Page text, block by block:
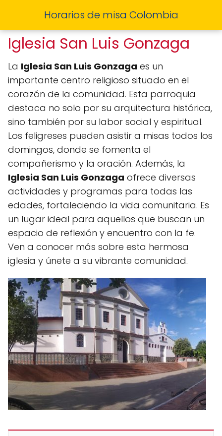
Horarios de misa Colombia
Iglesia San Luis Gonzaga
La Iglesia San Luis Gonzaga es un
importante centro religioso situado en el
corazón de la comunidad. Esta parroquia
destaca no solo por su arquitectura histórica,
sino también por su labor social y espiritual.
Los feligreses pueden asistir a misas todos los
domingos, donde se fomenta el
compañerismo y la oración. Además, la
Iglesia San Luis Gonzaga ofrece diversas
actividades y programas para todas las
edades, fortale­ciendo la vida comunitaria. Es
un lugar ideal para aquellos que buscan un
espacio de reflexión y encuentro con la fe.
Ven a conocer más sobre esta hermosa
iglesia y únete a su vibrante comunidad.